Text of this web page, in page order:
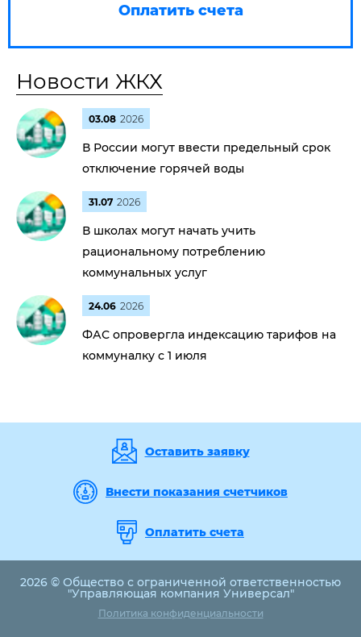
Оплатить счета
Новости ЖКХ
03.08 2026
В России могут ввести предельный срок
отключение горячей воды
31.07 2026
В школах могут начать учить
рациональному потреблению
коммунальных услуг
24.06 2026
ФАС опровергла индексацию тарифов на
коммуналку с 1 июля
Оставить заявку
Внести показания счетчиков
Оплатить счета
2026 © Общество с ограниченной ответственностью
"Управляющая компания Универсал"
Политика конфиденциальности